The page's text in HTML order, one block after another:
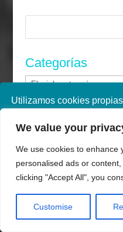
Utilizamos cookies
navegando,
política de cookies
privacidad
We value your
We use cookies to enhance
personalised ads or
clicking "Accept All", you
Customise
Buscar:
Categorías
Categorías
agosto 2026
L M X J V S
1
4 5 8